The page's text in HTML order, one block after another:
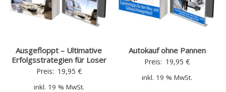
Ausgefloppt – Ultimative
Erfolgsstrategien für Loser
Preis: 19,95 €
inkl. 19 % MwSt.
Autokauf ohne Pannen
Preis: 19,95€
inkl. 19 % MwSt.